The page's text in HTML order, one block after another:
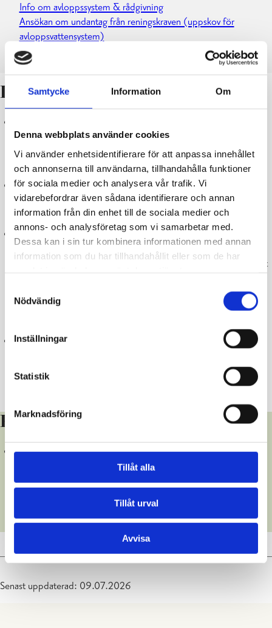
Samtycke Information Om
Denna webbplats använder cookies
Vi använder enhetsidentifierare för att anpassa innehållet
och annonserna till användarna, tillhandahålla funktioner
för sociala medier och analysera vår trafik. Vi
vidarebefordrar även sådana identifierare och annan
information från din enhet till de sociala medier och
annons- och analysföretag som vi samarbetar med.
Dessa kan i sin tur kombinera informationen med annan
information som du har tillhandahållit eller som de har
Nödvändig
Inställningar
Statistik
Marknadsföring
Tillåt alla
Tillåt urval
Avvisa
Info om avloppssystem & rådgivning
Ansökan om undantag från reningskraven (uppskov för
avloppsvattensystem)
Avloppsnätverk i Raseborg
Info om olika system
information om olika reningsalternativ/anläggningar (Finlands
miljöcentral (Syke), www.vesi.fi)
Avloppsvattenguide– Sätt dig in i allt som rör fastighetens
avloppsvattensystem (SVL ry)
Läs korta illustrerade beskrivningar över olika avloppssystem
ujlk:s sidor – hurdant system har du?
är bostadens/fastighetens nuvarande system fortfarande ett
konsult/avloppsvattenplanerare.
Läs bra material skapat genom
Rådgivningsmaterial
– olika guider och modeller
Rådgivning
Avloppsvattenrådgivningfås från miljöenheten i Raseborg
kontakta oss per telefon: 019 289 2364
eller e-post: avloppsvatten@raseborg.fi
miljöenheten fungerar inte som
avloppsvattenplanerare/konsult
(uppgör inte avloppsvattenplaner)
Senast uppdaterad: 09.07.2026